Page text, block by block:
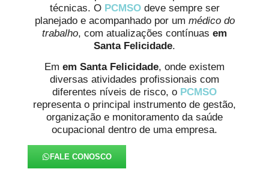
técnicas. O PCMSO deve sempre ser
planejado e acompanhado por um médico do
trabalho, com atualizações contínuas em
Santa Felicidade.
Em em Santa Felicidade, onde existem
diversas atividades profissionais com
diferentes níveis de risco, o PCMSO
representa o principal instrumento de gestão,
organização e monitoramento da saúde
ocupacional dentro de uma empresa.
FALE CONOSCO